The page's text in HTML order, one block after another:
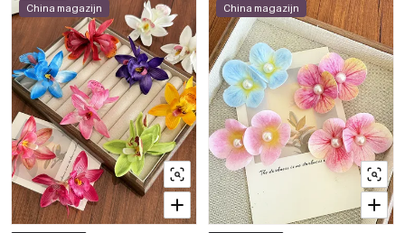
China magazijn China magazijn